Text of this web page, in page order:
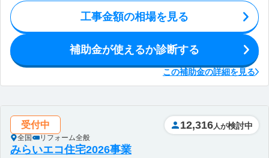
工事金額の相場を見る
補助金が使えるか診断する
この補助金の詳細を見る
受付中
全国 リフォーム全般
12,316 人が検討中
みらいエコ住宅2026事業